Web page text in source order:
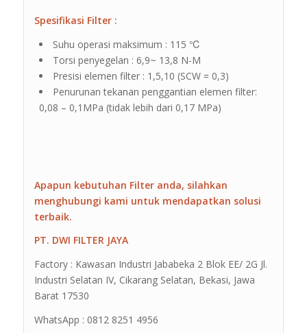
Spesifikasi Filter :
Suhu operasi maksimum : 115 ℃
Torsi penyegelan : 6,9~ 13,8 N-M
Presisi elemen filter : 1,5,10 (SCW = 0,3)
Penurunan tekanan penggantian elemen filter:
0,08 – 0,1MPa (tidak lebih dari 0,17 MPa)
Apapun kebutuhan Filter anda, silahkan
menghubungi kami untuk mendapatkan solusi
terbaik.
PT. DWI FILTER JAYA
Factory : Kawasan Industri Jababeka 2 Blok EE/ 2G Jl.
Industri Selatan IV, Cikarang Selatan, Bekasi, Jawa
Barat 17530
WhatsApp : 0812 8251 4956